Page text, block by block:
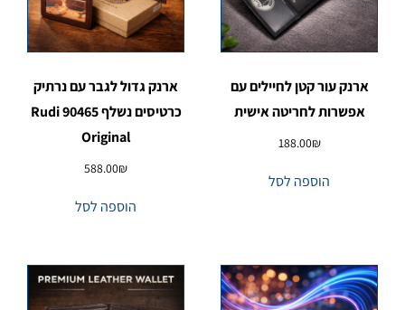
ארנק עור קטן לחיילים עם
אפשרות לחריטה אישית
188.00₪
הוספה לסל
ארנק גדול לגבר עם נרתיק
כרטיסים נשלף 90465 Rudi
Original
588.00₪
הוספה לסל